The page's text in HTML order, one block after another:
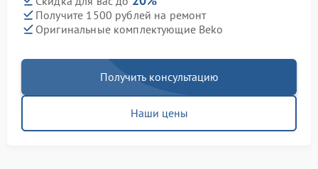
Получите 1500 рублей на ремонт
Оригинальные комплектующие Beko
Получить консультацию
Наши цены